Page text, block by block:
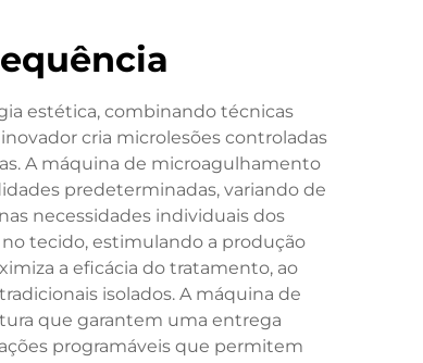
estética, combinando técnicas
cria microlesões controladas
A máquina de microagulhamento
predeterminadas, variando de
necessidades individuais dos
tecido, estimulando a produção
a eficácia do tratamento, ao
isolados. A máquina de
que garantem uma entrega
programáveis que permitem